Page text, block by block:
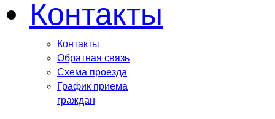
Контакты
Контакты
Обратная связь
Схема проезда
График приема
граждан